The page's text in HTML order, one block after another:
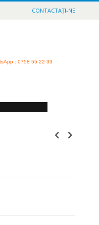
CONTACTAȚI-NE
: 0758 55 22 33